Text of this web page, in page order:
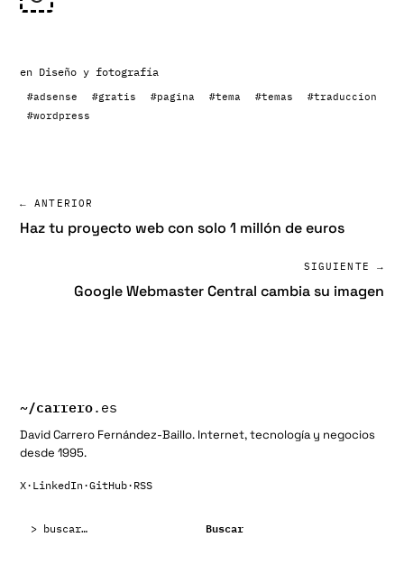
en Diseño y fotografía
#adsense #gratis #pagina #tema #temas
#traduccion
#wordpress
← ANTERIOR
Haz tu proyecto web con solo 1 millón de euros
SIGUIENTE →
Google Webmaster Central cambia su imagen
~/carrero.es
David Carrero Fernández-Baillo. Internet, tecnología y negocios
desde 1995.
X· LinkedIn·GitHub· RSS
Buscar